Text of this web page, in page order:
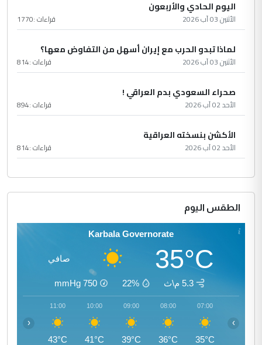
اليوم الحادي والأربعون
الأثنين 03 آب 2026 قراءات :1770
لماذا تبدو الحرب مع إيران أسهل من التفاوض معها؟
الأثنين 03 آب 2026 قراءات :814
صحراء السعودي بدم العراقي !
الأحد 02 آب 2026 قراءات :894
الأكشن بنسخته العراقية
الأحد 02 آب 2026 قراءات :814
الطقس اليوم
Karbala Governorate
35°C صافي
5.3 م\ث 22%
750
mmHg
07:00
35°C
08:00
36°C
09:00
39°C
10:00
41°C
11:00
43°C
‹ ›